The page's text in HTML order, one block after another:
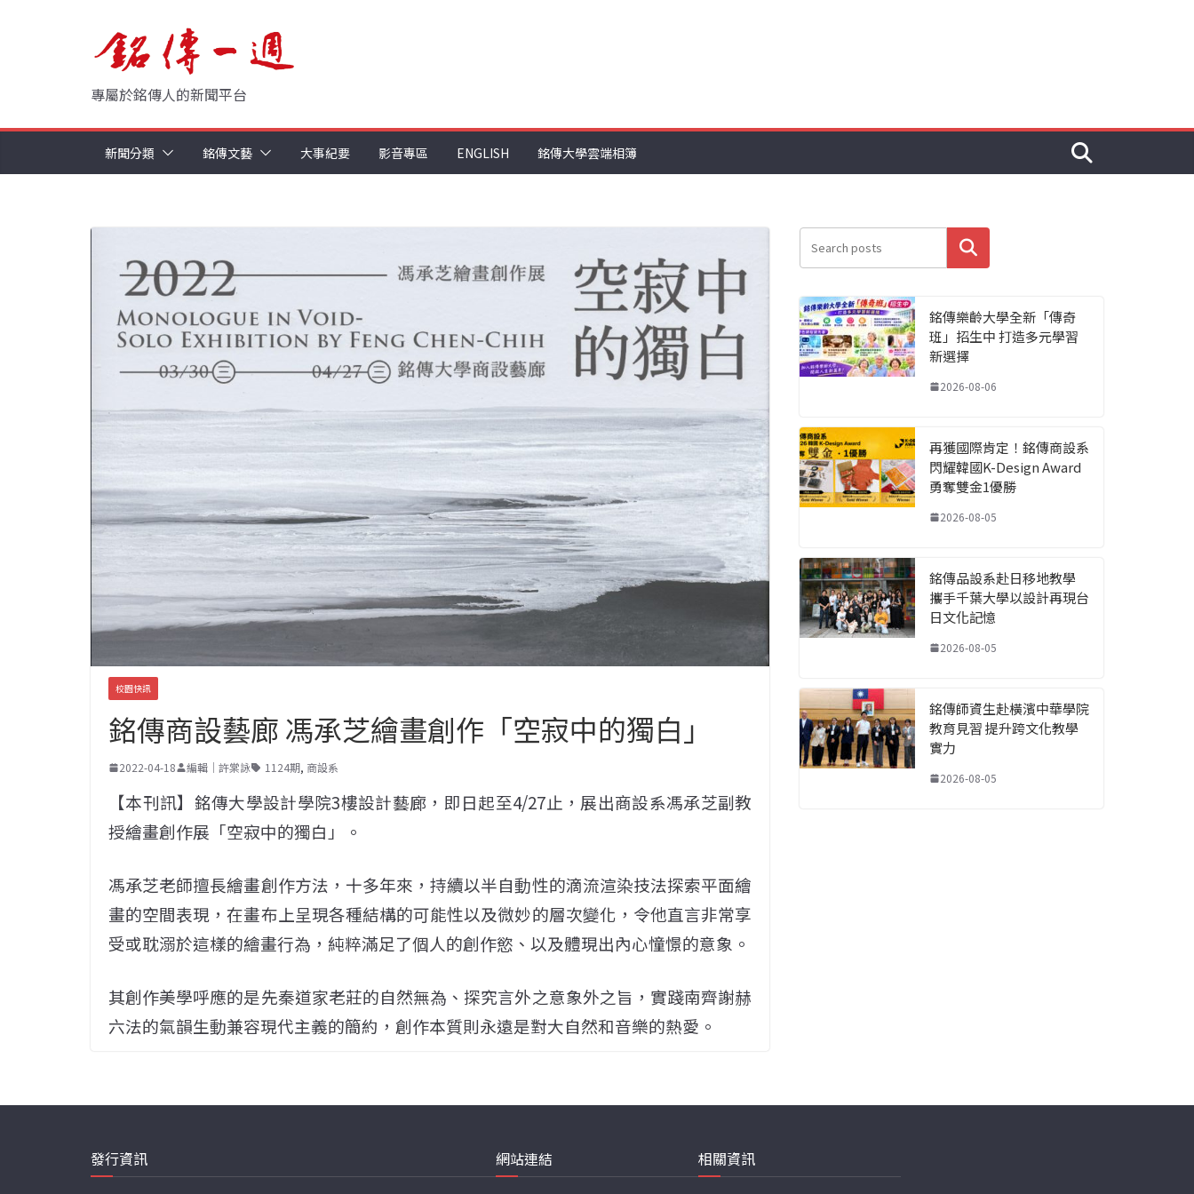
專屬於銘傳人的新聞平台
新聞分類 銘傳文藝 大事紀要 影音專區 ENGLISH 銘傳大學雲端相簿
校園快訊
銘傳商設藝廊 馮承芝繪畫創作「空寂中的獨白」
2022-04-18 編輯｜許棠詠 1124期, 商設系
【本刊訊】銘傳大學設計學院3樓設計藝廊，即日起至4/27止，展出商設系馮承芝副教
授繪畫創作展「空寂中的獨白」。
馮承芝老師擅長繪畫創作方法，十多年來，持續以半自動性的滴流渲染技法探索平面繪
畫的空間表現，在畫布上呈現各種結構的可能性以及微妙的層次變化，令他直言非常享
受或耽溺於這樣的繪畫行為，純粹滿足了個人的創作慾、以及體現出內心憧憬的意象。
其創作美學呼應的是先秦道家老莊的自然無為、探究言外之意象外之旨，實踐南齊謝赫
六法的氣韻生動兼容現代主義的簡約，創作本質則永遠是對大自然和音樂的熱愛。
搜尋
銘傳樂齡大學全新「傳奇
班」招生中 打造多元學習
新選擇
2026-08-06
再獲國際肯定！銘傳商設系
閃耀韓國K-Design Award
勇奪雙金1優勝
2026-08-05
銘傳品設系赴日移地教學
攜手千葉大學以設計再現台
日文化記憶
2026-08-05
銘傳師資生赴橫濱中華學院
教育見習 提升跨文化教學
實力
2026-08-05
發行資訊 網站連結 相關資訊